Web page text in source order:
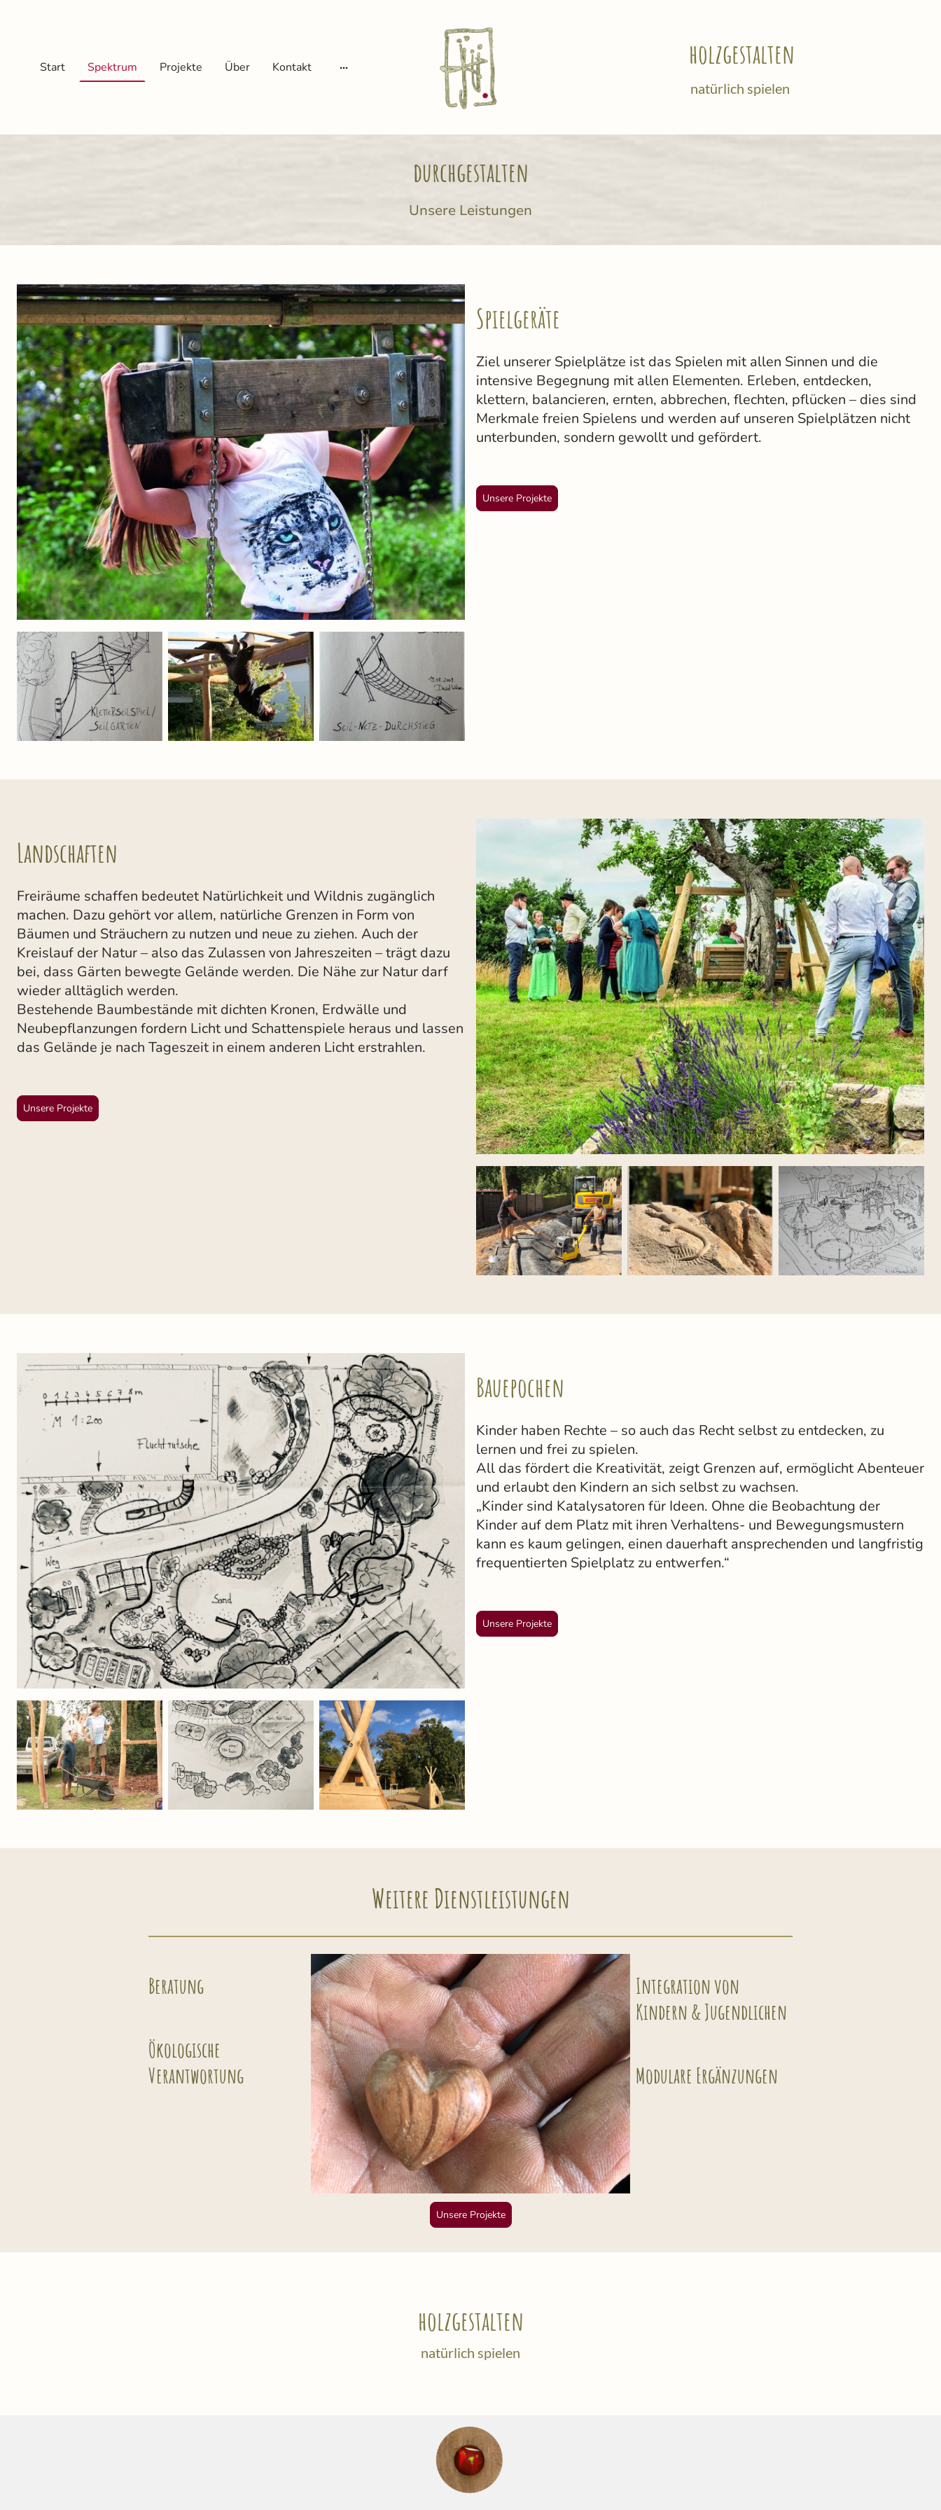
Start Spektrum Projekte Über Kontakt holzgestalten
natürlich spielen
durchgestalten
Unsere Leistungen
Spielgeräte
Ziel unserer Spielplätze ist das Spielen mit allen Sinnen und die
intensive Begegnung mit allen Elementen. Erleben, entdecken,
klettern, balancieren, ernten, abbrechen, flechten, pflücken – dies sind
Merkmale freien Spielens und werden auf unseren Spielplätzen nicht
unterbunden, sondern gewollt und gefördert.
Unsere Projekte
Landschaften
Freiräume schaffen bedeutet Natürlichkeit und Wildnis zugänglich
machen. Dazu gehört vor allem, natürliche Grenzen in Form von
Bäumen und Sträuchern zu nutzen und neue zu ziehen. Auch der
Kreislauf der Natur – also das Zulassen von Jahreszeiten – trägt dazu
bei, dass Gärten bewegte Gelände werden. Die Nähe zur Natur darf
wieder alltäglich werden.
Bestehende Baumbestände mit dichten Kronen, Erdwälle und
Neubepflanzungen fordern Licht und Schattenspiele heraus und lassen
das Gelände je nach Tageszeit in einem anderen Licht erstrahlen.
Unsere Projekte
Bauepochen
Kinder haben Rechte – so auch das Recht selbst zu entdecken, zu
lernen und frei zu spielen.
All das fördert die Kreativität, zeigt Grenzen auf, ermöglicht Abenteuer
und erlaubt den Kindern an sich selbst zu wachsen.
„Kinder sind Katalysatoren für Ideen. Ohne die Beobachtung der
Kinder auf dem Platz mit ihren Verhaltens- und Bewegungsmustern
kann es kaum gelingen, einen dauerhaft ansprechenden und langfristig
frequentierten Spielplatz zu entwerfen.“
Unsere Projekte
Weitere Dienstleistungen
Beratung
Ökologische
Verantwortung
Unsere Projekte
Integration von
Kindern & Jugendlichen
Modulare Ergänzungen
holzgestalten
natürlich spielen